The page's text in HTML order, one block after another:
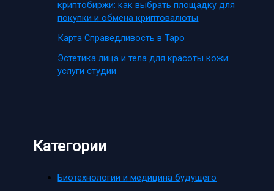
криптобиржи: как выбрать площадку для
покупки и обмена криптовалюты
Карта Справедливость в Таро
Эстетика лица и тела для красоты кожи:
услуги студии
Категории
Биотехнологии и медицина будущего